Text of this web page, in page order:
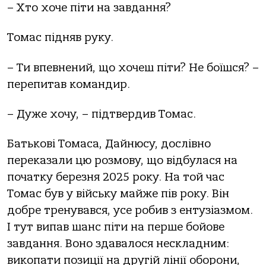
– Хто хоче піти на завдання?
Томас підняв руку.
– Ти впевнений, що хочеш піти? Не боїшся? –
перепитав командир.
– Дуже хочу, – підтвердив Томас.
Батькові Томаса, Дайнюсу, дослівно
переказали цю розмову, що відбулася на
початку березня 2025 року. На той час
Томас був у війську майже пів року. Він
добре тренувався, усе робив з ентузіазмом.
І тут випав шанс піти на перше бойове
завдання. Воно здавалося нескладним:
викопати позиції на другій лінії оборони,